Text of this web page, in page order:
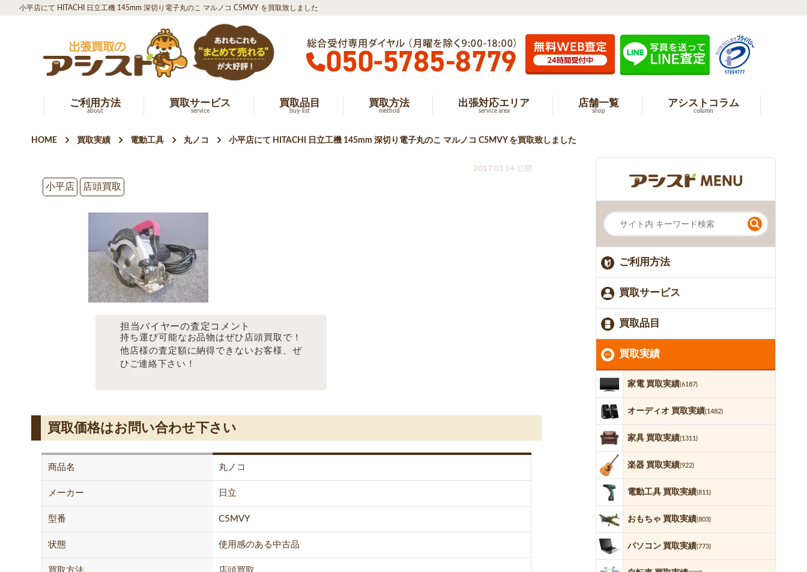
小平店にて HITACHI 日立工機 145mm 深切り電子丸のこ マルノコ C5MVY を買取致しました
ご利用方法
about
買取サービス
service
買取品目
buy-list
買取方法
method
出張対応エリア
service area
店舗一覧
shop
アシストコラム
column
HOME 買取実績 電動工具 丸ノコ 小平店にて HITACHI 日立工機 145mm 深切り電子丸のこ マルノコ C5MVY を買取致しました
2017.03.14 公開
小平店
店頭買取
担当バイヤーの査定コメント
持ち運び可能なお品物はぜひ店頭買取で！
他店様の査定額に納得できないお客様、ぜ
ひご連絡下さい！
買取価格はお問い合わせ下さい
商品名 丸ノコ
メーカー 日立
型番 C5MVY
状態 使用感のある中古品
買取方法 店頭買取
ご利用方法
買取サービス
買取品目
買取実績
家電 買取実績(6187)
オーディオ 買取実績(1482)
家具 買取実績(1311)
楽器 買取実績(922)
電動工具 買取実績(811)
おもちゃ 買取実績(803)
パソコン 買取実績(773)